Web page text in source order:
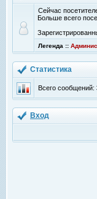
Сейчас
Больше всего
Легенда ::
Статистика
Всего сообщений:
Вход